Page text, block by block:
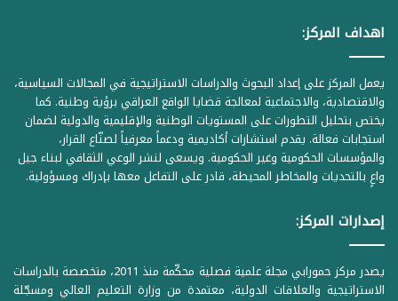
اهداف المركز:
يعمل المركز على إعداد البحوث والدراسات الاستراتيجية في المجالات السياسية،
والاقتصادية، والاجتماعية لمعالجة قضايا الواقع العراقي برؤية وطنية. كما
يختص بتحليل التطورات على المستويات الوطنية والإقليمية والدولية لضمان
استجابات فعالة. يقدم استشارات أكاديمية ودعماً معرفياً لصنّاع القرار،
والمؤسسات الحكومية وغير الحكومية. ويسعى لنشر الوعي الثقافي لبناء جيل
واعٍ بالتحديات والمخاطر المحيطة، قادر على التفاعل معها بإدراك ومسؤولية.
إصدارات المركز:
يصدر مركز حمورابي مجلة علمية فصلية محكّمة منذ 2011، متخصصة بالدراسات
الاستراتيجية والعلاقات الدولية، معتمدة من وزارة التعليم العالي ومسجّلة